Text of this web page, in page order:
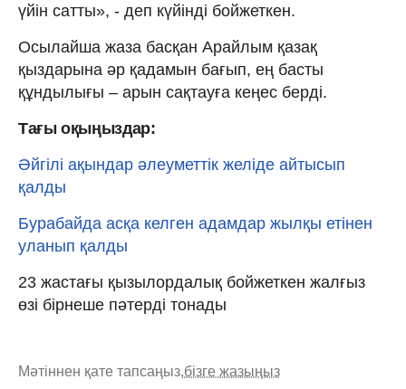
үйін сатты», - деп күйінді бойжеткен.
Осылайша жаза басқан Арайлым қазақ
қыздарына әр қадамын бағып, ең басты
құндылығы – арын сақтауға кеңес берді.
Тағы оқыңыздар:
Әйгілі ақындар әлеуметтік желіде айтысып
қалды
Бурабайда асқа келген адамдар жылқы етінен
уланып қалды
23 жастағы қызылордалық бойжеткен жалғыз
өзі бірнеше пәтерді тонады
Мәтіннен қате тапсаңыз,бізге жазыңыз